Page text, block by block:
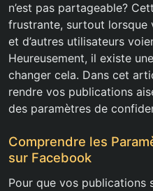
n’est pas partageable?
frustrante, surtout lorsque
et d’autres utilisateurs
Heureusement, il existe
changer cela. Dans cet
rendre vos publications
des paramètres de
Comprendre les
sur Facebook
Pour que vos publications